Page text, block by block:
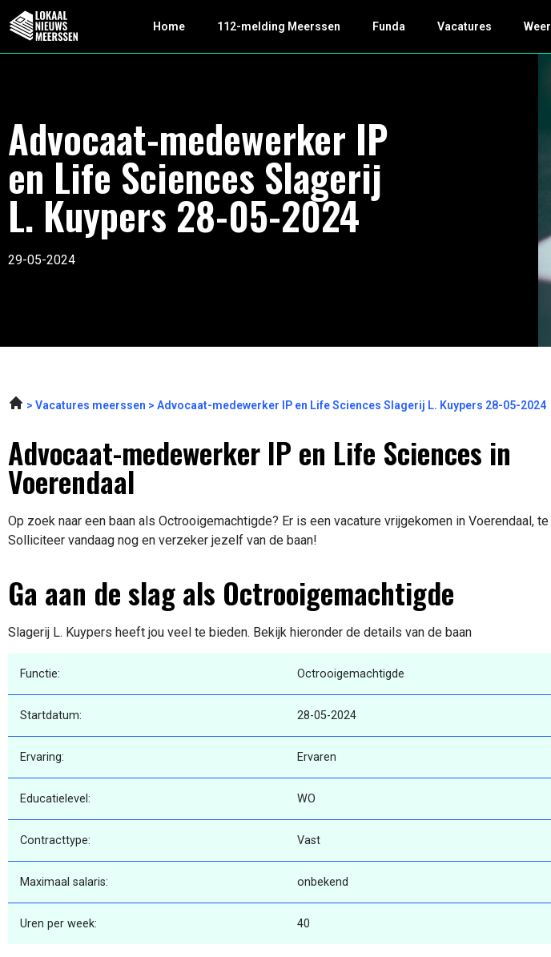
Home 112-melding Meerssen Funda Vacatures
Advocaat-medewerker IP
en Life Sciences Slagerij
L. Kuypers 28-05-2024
29-05-2024
Vacatures meerssen Advocaat-medewerker IP en Life Sciences Slagerij L. Kuypers 28-05-2024
Advocaat-medewerker IP en Life Sciences in
Voerendaal
Op zoek naar een baan als Octrooigemachtigde? Er is een vacature vrijgekomen in Voerendaal,
Solliciteer vandaag nog en verzeker jezelf van de baan!
Ga aan de slag als Octrooigemachtigde
Slagerij L. Kuypers heeft jou veel te bieden. Bekijk hieronder de details van de baan
Functie: Octrooigemachtigde
Startdatum: 28-05-2024
Ervaring: Ervaren
Educatielevel: WO
Contracttype: Vast
Maximaal salaris: onbekend
Uren per week: 40